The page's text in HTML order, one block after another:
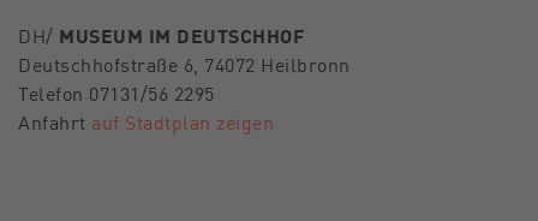
DH/ MUSEUM IM DEUTSCHHOF
Deutschhofstraße 6, 74072 Heilbronn
Telefon 07131/56 2295
Anfahrt auf Stadtplan zeigen